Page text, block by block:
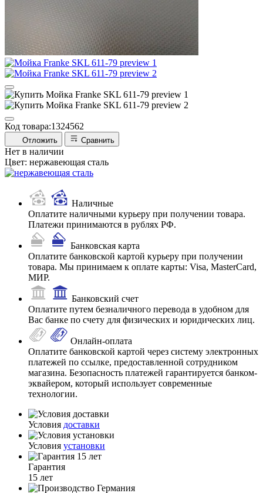
Код товара:1324562
Отложить Сравнить
Нет в наличии
Цвет: нержавеющая сталь
Наличные
Оплатите наличными курьеру при получении товара.
Платежи принимаются в рублях РФ.
Банковская карта
Оплатите банковской картой курьеру при получении
товара. Мы принимаем к оплате карты: Visa, MasterCard,
МИР.
Банковский счет
Оплатите путем безналичного перевода в удобном для
Вас банке по счету для физических и юридических лиц.
Онлайн-оплата
Оплатите банковской картой через систему электронных
платежей по ссылке, предоставленной сотрудником
магазина. Безопасность платежей гарантируется банком-
эквайером, который использует современные
технологии.
Условия доставки
Условия установки
Гарантия
15 лет